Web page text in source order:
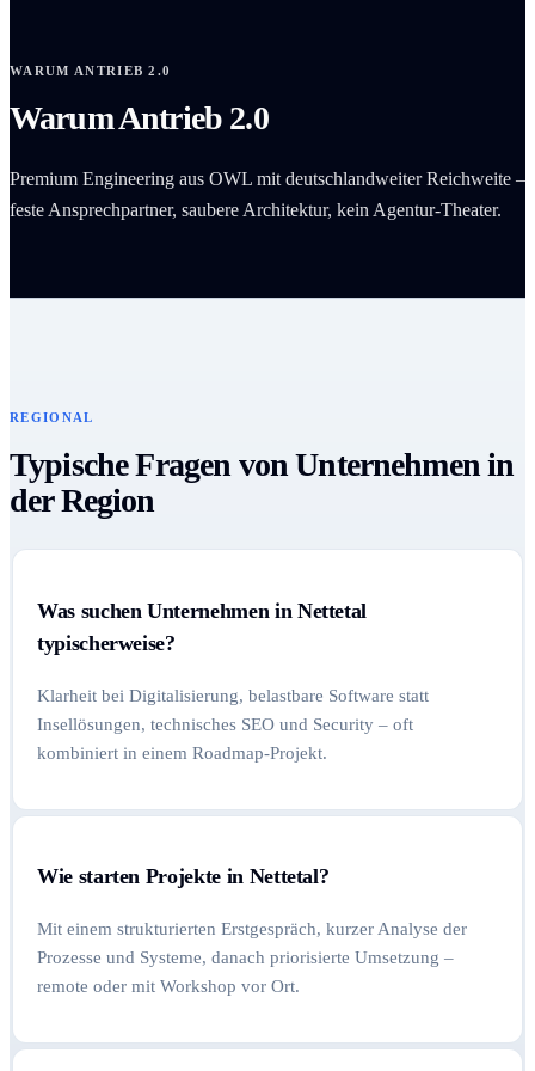
WARUM ANTRIEB 2.0
Warum Antrieb 2.0
Premium Engineering aus OWL mit deutschlandweiter Reichweite –
feste Ansprechpartner, saubere Architektur, kein Agentur-Theater.
REGIONAL
Typische Fragen von Unternehmen in
der Region
Was suchen Unternehmen in Nettetal
typischerweise?
Klarheit bei Digitalisierung, belastbare Software statt
Insellösungen, technisches SEO und Security – oft
kombiniert in einem Roadmap-Projekt.
Wie starten Projekte in Nettetal?
Mit einem strukturierten Erstgespräch, kurzer Analyse der
Prozesse und Systeme, danach priorisierte Umsetzung –
remote oder mit Workshop vor Ort.